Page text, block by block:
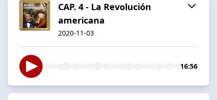
CAP. 4 - La Revolución
americana
2020-11-03
16:56